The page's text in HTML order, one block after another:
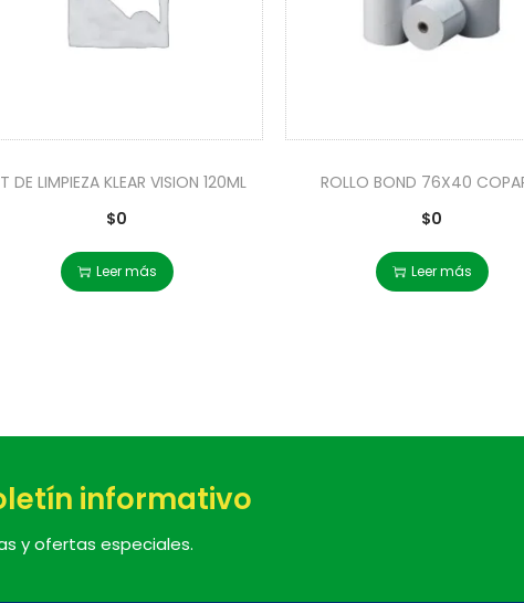
DE LIMPIEZA KLEAR VISION 120ML
$0
Leer más
ROLLO BOND 76X40
$0
Leer más
informativo
y ofertas especiales.